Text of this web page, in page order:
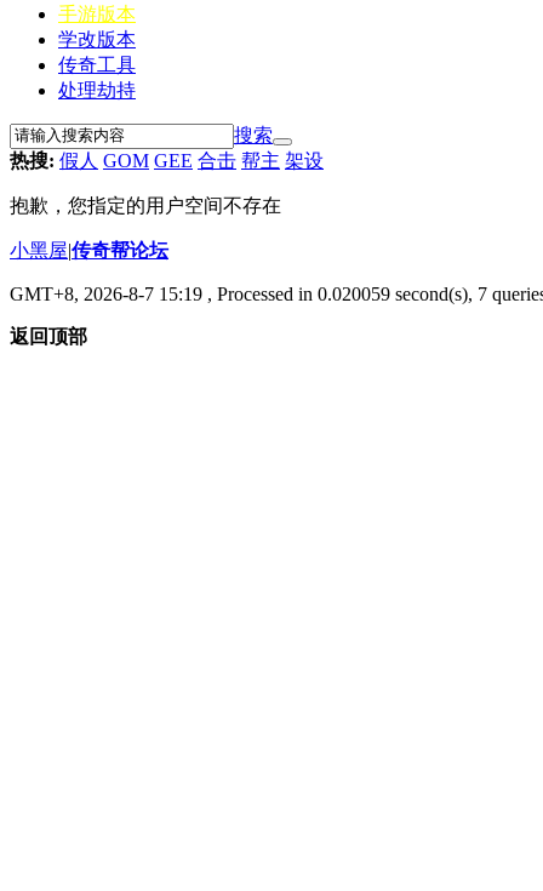
手游版本
学改版本
传奇工具
处理劫持
搜索
热搜: 假人 GOM GEE 合击 帮主 架设
抱歉，您指定的用户空间不存在
小黑屋|传奇帮论坛
GMT+8, 2026-8-7 15:19 , Processed in 0.020059 second(s), 7
返回顶部